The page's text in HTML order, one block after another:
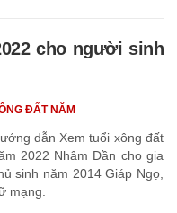
cho người sinh
dẫn Xem tuổi xông đất
2022 Nhâm Dần cho gia
sinh năm 2014 Giáp Ngọ,
mạng.
ĐẤT NĂM